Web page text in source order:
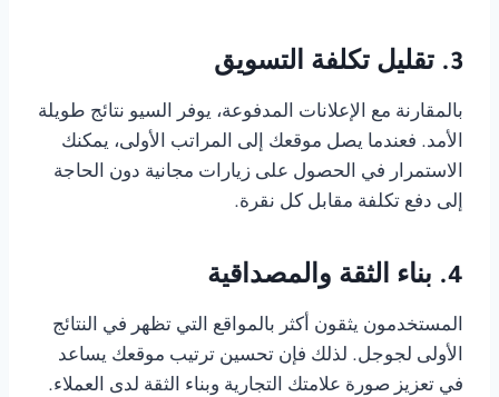
3. تقليل تكلفة التسويق
بالمقارنة مع الإعلانات المدفوعة، يوفر السيو نتائج طويلة
الأمد. فعندما يصل موقعك إلى المراتب الأولى، يمكنك
الاستمرار في الحصول على زيارات مجانية دون الحاجة
إلى دفع تكلفة مقابل كل نقرة.
4. بناء الثقة والمصداقية
المستخدمون يثقون أكثر بالمواقع التي تظهر في النتائج
الأولى لجوجل. لذلك فإن تحسين ترتيب موقعك يساعد
في تعزيز صورة علامتك التجارية وبناء الثقة لدى العملاء.